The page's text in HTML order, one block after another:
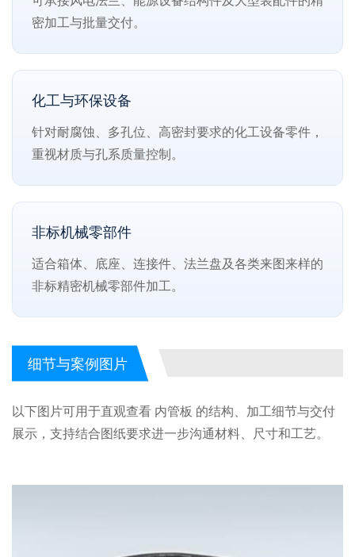
密加工与批量交付。
化工与环保设备
针对耐腐蚀、多孔位、高密封要求的化工设备零件，
重视材质与孔系质量控制。
非标机械零部件
适合箱体、底座、连接件、法兰盘及各类来图来样的
非标精密机械零部件加工。
细节与案例图片
以下图片可用于直观查看 内管板 的结构、加工细节与交付
展示，支持结合图纸要求进一步沟通材料、尺寸和工艺。